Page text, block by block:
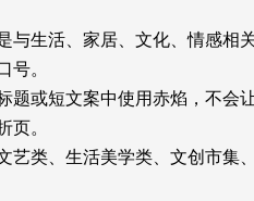
与生活、家居、文化、情感相
。
题或短文案中使用赤焰，不会
。
艺类、生活美学类、文创市